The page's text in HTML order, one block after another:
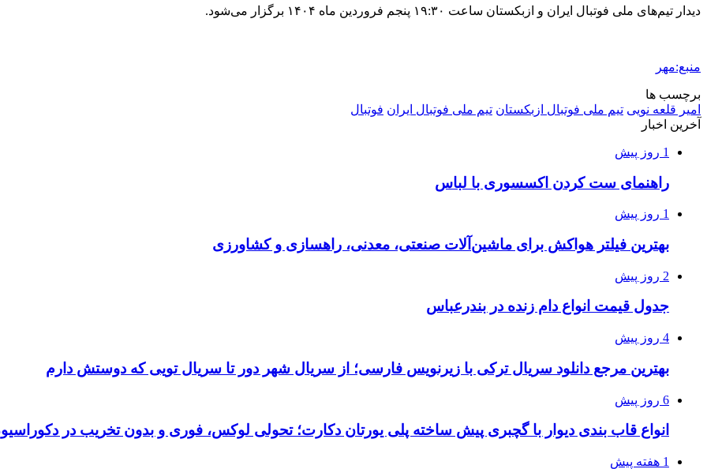
دیدار تیم‌های ملی فوتبال ایران و ازبکستان ساعت ۱۹:۳۰ پنجم فروردین ماه ۱۴۰۴ برگزار می‌شود.
منبع:مهر
برچسب ها
امیر قلعه نویی تیم ملی فوتبال ازبکستان تیم ملی فوتبال ایران فوتبال
آخرین اخبار
1 روز پیش
راهنمای ست کردن اکسسوری با لباس
1 روز پیش
بهترین فیلتر هواکش برای ماشین‌آلات صنعتی، معدنی، راهسازی و کشاورزی
2 روز پیش
جدول قیمت انواع دام زنده در بندرعباس
4 روز پیش
بهترین مرجع دانلود سریال ترکی با زیرنویس فارسی؛ از سریال شهر دور تا سریال تویی که دوستش دارم
6 روز پیش
انواع قاب بندی دیوار با گچبری پیش ساخته پلی یورتان دکارت؛ تحولی لوکس، فوری و بدون تخریب در
1 هفته پیش